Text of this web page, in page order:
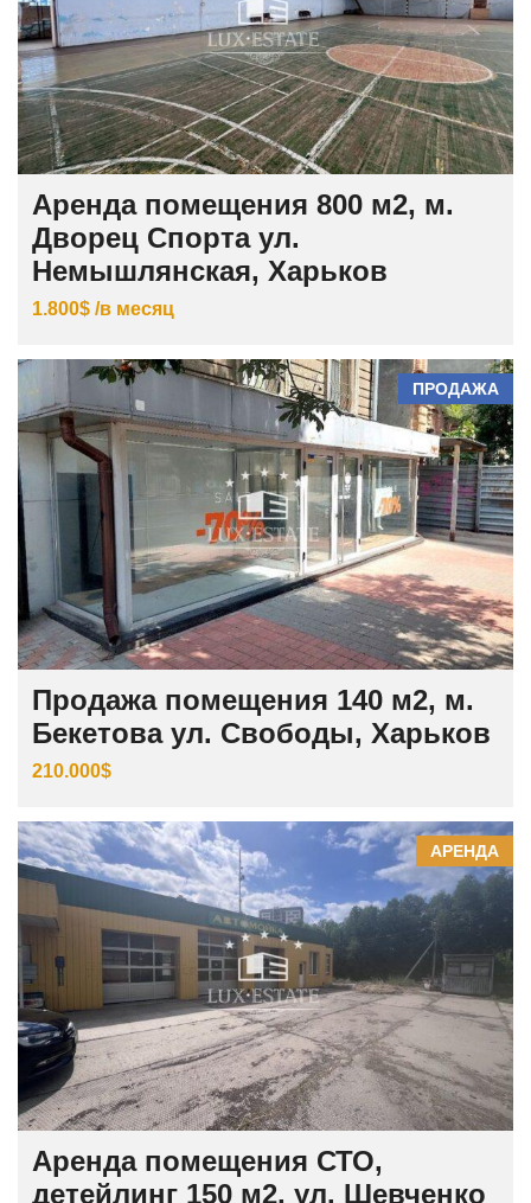
Аренда помещения 800 м2, м.
Дворец Спорта ул.
Немышлянская, Харьков
1.800$ /в месяц
ПРОДАЖА
Продажа помещения 140 м2, м.
Бекетова ул. Свободы, Харьков
210.000$
АРЕНДА
Аренда помещения СТО,
детейлинг 150 м2, ул. Шевченко